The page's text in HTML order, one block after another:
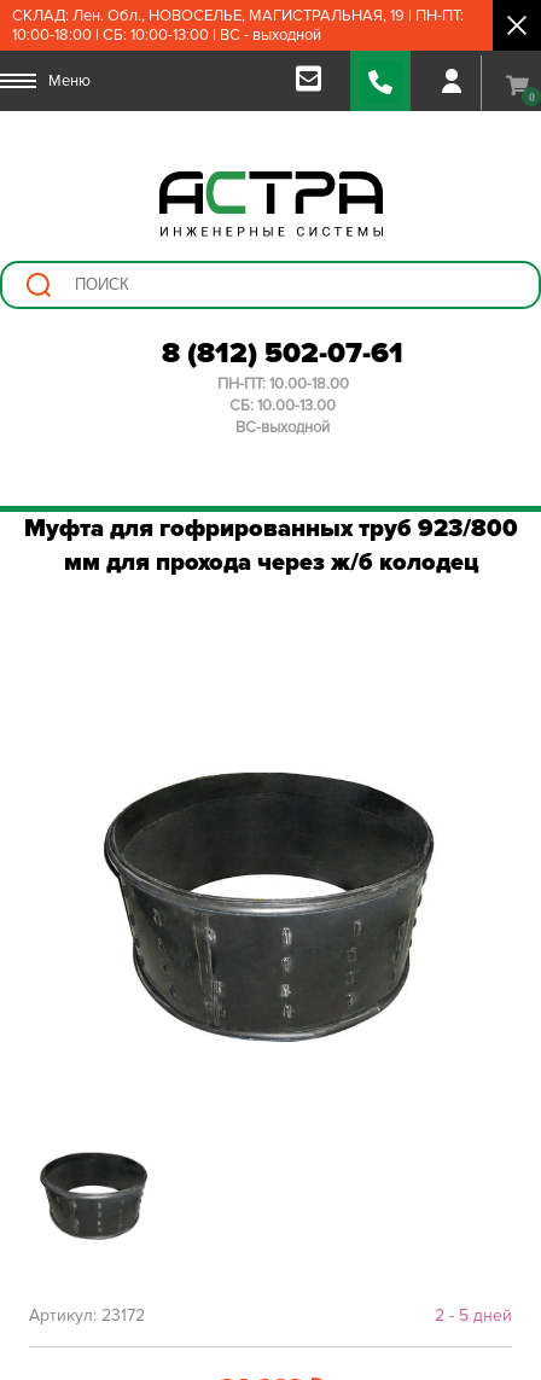
СКЛАД: Лен. Обл., НОВОСЕЛЬЕ, МАГИСТРАЛЬНАЯ, 19 | ПН-ПТ:
10:00-18:00 | СБ: 10:00-13:00 | ВС - выходной
Меню
0
8 (812) 502-07-61
ПН-ПТ: 10.00-18.00
СБ: 10.00-13.00
ВС-выходной
Муфта для гофрированных труб 923/800
мм для прохода через ж/б колодец
2 - 5 дней
Артикул: 23172